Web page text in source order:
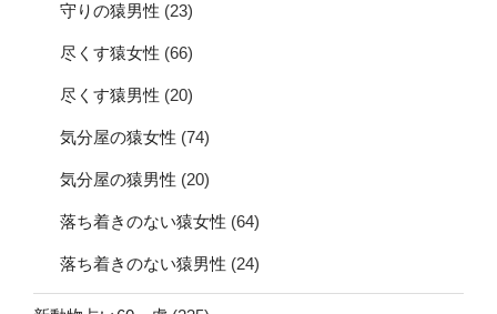
守りの猿男性 (23)
尽くす猿女性 (66)
尽くす猿男性 (20)
気分屋の猿女性 (74)
気分屋の猿男性 (20)
落ち着きのない猿女性 (64)
落ち着きのない猿男性 (24)